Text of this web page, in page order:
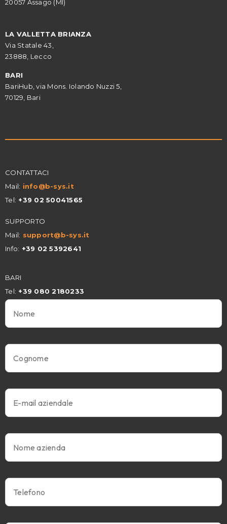
20057 Assago (MI)
LA VALLETTA BRIANZA
Via Statale 43,
23888, Lecco
BARI
BariHub, via Mons. Iolando Nuzzi 5,
70129, Bari
CONTATTACI
Mail: info@b-sys.it
Tel: +39 02 50041565
SUPPORTO
Mail: support@b-sys.it
Info: +39 02 5392641
BARI
Tel: +39 080 2180233